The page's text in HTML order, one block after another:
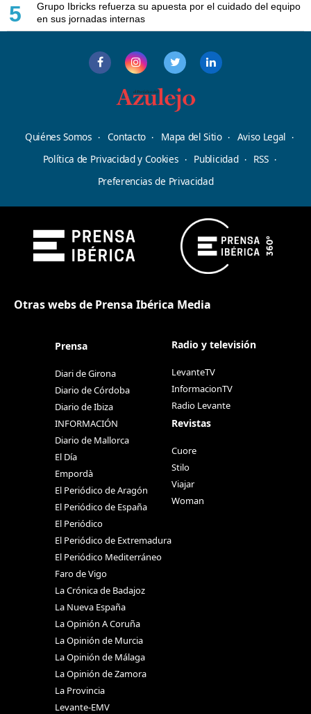
5
Grupo Ibricks refuerza su apuesta por el cuidado del equipo
en sus jornadas internas
Quiénes Somos Contacto Mapa del Sitio
Aviso Legal
Política de Privacidad y Cookies
Publicidad
RSS
Preferencias de Privacidad
Otras webs de Prensa Ibérica Media
Prensa
Diari de Girona
Diario de Córdoba
Diario de Ibiza
INFORMACIÓN
Diario de Mallorca
El Día
Empordà
El Periódico de Aragón
El Periódico de España
El Periódico
El Periódico de Extremadura
El Periódico Mediterráneo
Faro de Vigo
La Crónica de Badajoz
La Nueva España
La Opinión A Coruña
La Opinión de Murcia
La Opinión de Málaga
La Opinión de Zamora
La Provincia
Levante-EMV
Radio y televisión
LevanteTV
InformacionTV
Radio Levante
Revistas
Cuore
Stilo
Viajar
Woman